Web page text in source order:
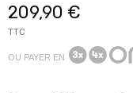
209,90 €
TTC
OU PAYER EN